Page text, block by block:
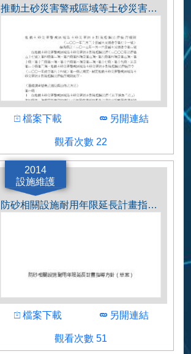
日本国土交通省
推動土砂災害警戒區域等土砂災害防止對策相關法律施行細則.pdf
下載
檔案下載 下載
另開連結
觀看次數 22
2014
設施維護
防砂相關設施耐用年限延長計畫指導方針（草案）.pdf
下載
檔案下載 下載
另開連結
觀看次數 51